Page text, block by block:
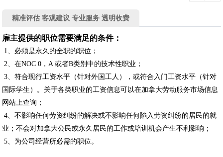
精准评估 客观建议 专业服务 透明收费
雇主提供的职位需要满足的条件：
1、必须是永久的全职的职位；
2、在NOC 0，A 或者B类别中的技术性职业；
3、符合现行工资水平（针对外国工人），或符合入门工资水平（针对
国际学生）。关于各类职业的工资信息可以在加拿大劳动服务市场信息
网站上查询；
4、不影响任何劳资纠纷的解决或不影响任何陷入劳资纠纷的居民的就
业；不会对加拿大公民或永久居民的工作或培训机会产生不利影响；
5、为公司经营所必需的职位。